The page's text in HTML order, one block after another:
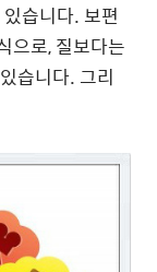
습니다. 보편
으로, 질보다는
습니다. 그리